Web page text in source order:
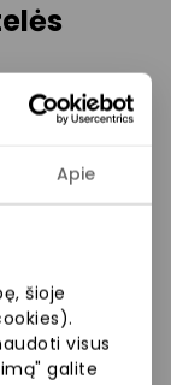
Apie
šioje
visus
galite
.
visose
vietose